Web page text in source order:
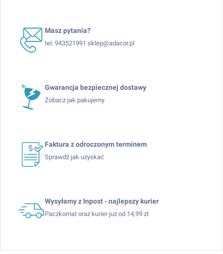
Masz pytania?
tel. 943521991 sklep@adacor.pl
Gwarancja bezpiecznej dostawy
Zobacz jak pakujemy
Faktura z odroczonym terminem
Sprawdź jak uzyskać
Wysyłamy z Inpost - najlepszy kurier
Paczkomat oraz kurier już od 14,99 zł